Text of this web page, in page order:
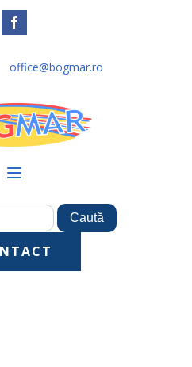
office@bogmar.ro